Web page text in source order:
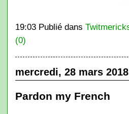
19:03 Publié dans
(0)
mercredi, 28 mars 2018
Pardon my French